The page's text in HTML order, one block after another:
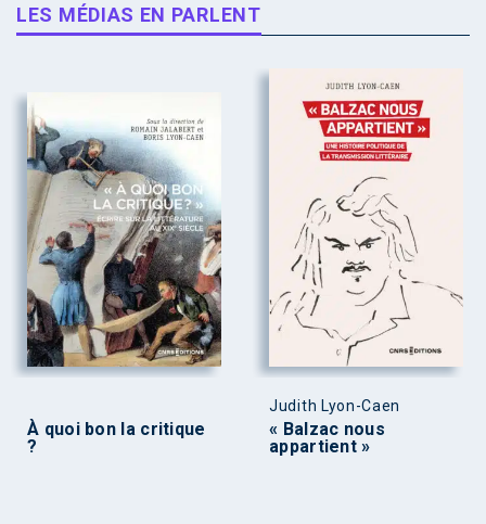
LES MÉDIAS EN PARLENT
À quoi bon la critique
?
Judith Lyon-Caen
« Balzac nous
appartient »